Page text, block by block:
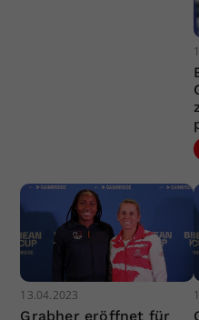
13.04.2023
Grabher eröffnet für